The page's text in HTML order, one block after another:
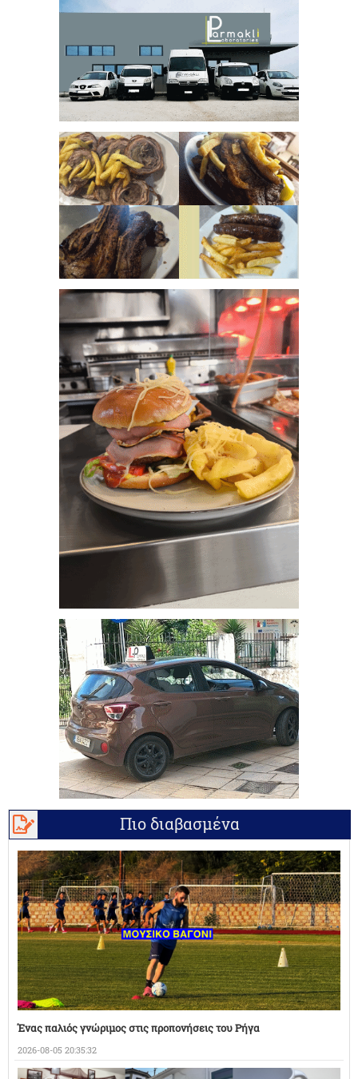
Πιο διαβασμένα
Ένας παλιός γνώριμος στις προπονήσεις του Ρήγα
2026-08-05 20:35:32